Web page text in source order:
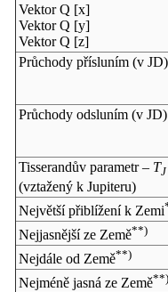
Vektor Q [x]
Vektor Q [y]
Vektor Q [z]
Průchody přísluním (v JD)
Průchody odsluním (v JD)
Tisserandův parametr – TJ
(vztažený k Jupiteru)
Největší přiblížení k Zemi
Nejjasnější ze Země**)
Nejdále od Země**)
Nejméně jasná ze Země**)